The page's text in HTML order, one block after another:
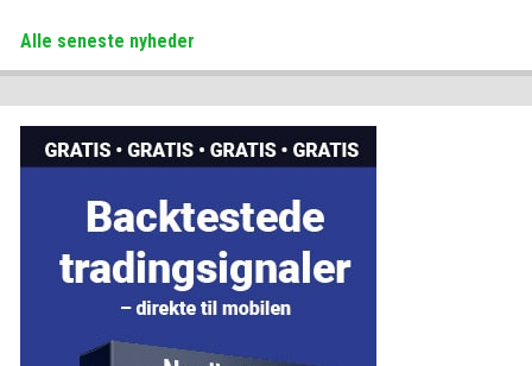
Alle seneste nyheder